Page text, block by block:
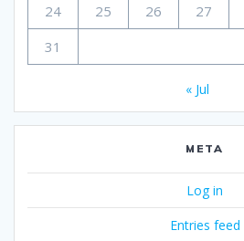
24
25 26 27
31
« Jul
META
Log in
Entries feed